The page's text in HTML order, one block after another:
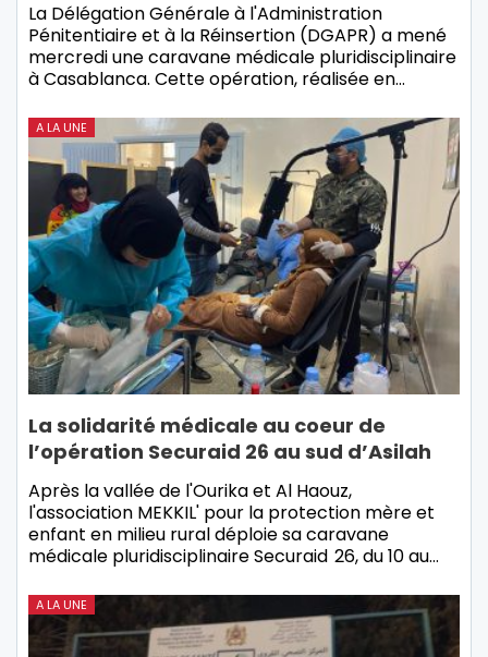
La Délégation Générale à l'Administration
Pénitentiaire et à la Réinsertion (DGAPR) a mené
mercredi une caravane médicale pluridisciplinaire
à Casablanca. Cette opération, réalisée en…
A LA UNE
La solidarité médicale au coeur de
l’opération Securaid 26 au sud d’Asilah
Après la vallée de l'Ourika et Al Haouz,
l'association MEKKIL' pour la protection mère et
enfant en milieu rural déploie sa caravane
médicale pluridisciplinaire Securaid 26, du 10 au…
A LA UNE